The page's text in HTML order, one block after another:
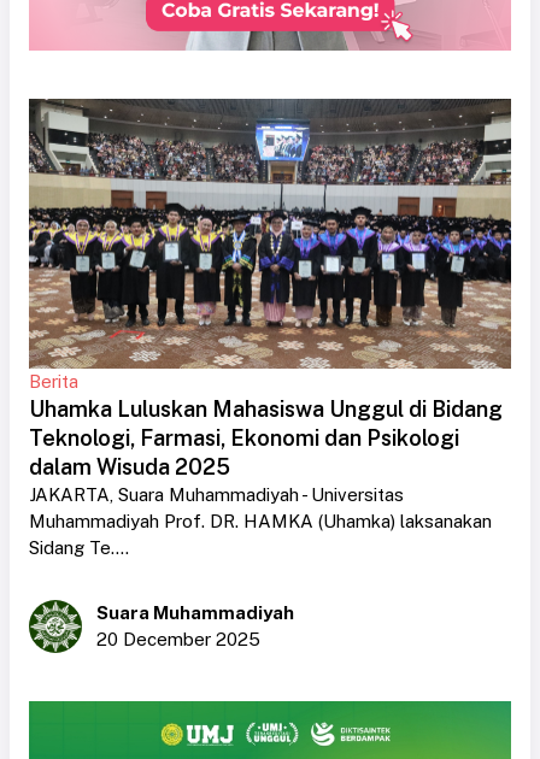
Berita
Uhamka Luluskan Mahasiswa Unggul di Bidang
Teknologi, Farmasi, Ekonomi dan Psikologi
dalam Wisuda 2025
JAKARTA, Suara Muhammadiyah - Universitas
Muhammadiyah Prof. DR. HAMKA (Uhamka) laksanakan
Sidang Te....
Suara Muhammadiyah
20 December 2025